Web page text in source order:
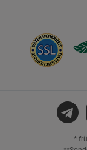
*